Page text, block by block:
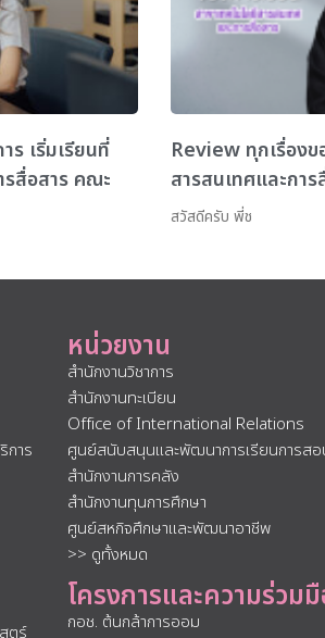
เริ่มเรียนที่
รสื่อสาร คณะ
Review ทุกเรื่องข
สารสนเทศและการ
สวัสดีครับ พี่ช
การ
ตร์
หน่วยงาน
สำนักงานวิชาการ
สำนักงานทะเบียน
Office of International Relations
ศูนย์สนับสนุนและพัฒนาการเรียนการส
สำนักงานการคลัง
สำนักงานทุนการศึกษา
ศูนย์สหกิจศึกษาและพัฒนาอาชีพ
>> ดูทั้งหมด
โครงการและความร่วม
กอช. ต้นกล้าการออม